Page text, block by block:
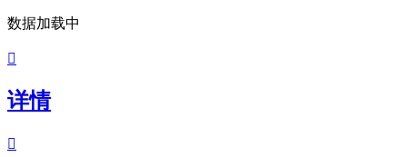
数据加载中

详情
